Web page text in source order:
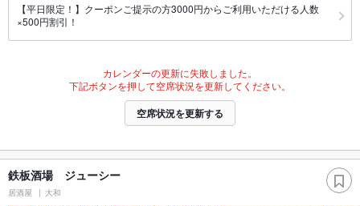
【平日限定！】クーポンご提示の方3000円からご利用いただける人数
×500円割引！
カレンダーの更新に失敗しました。
下記ボタンを押して空席状況を更新してください。
空席状況を更新する
鉄板酒場 ジューシー
居酒屋 大和